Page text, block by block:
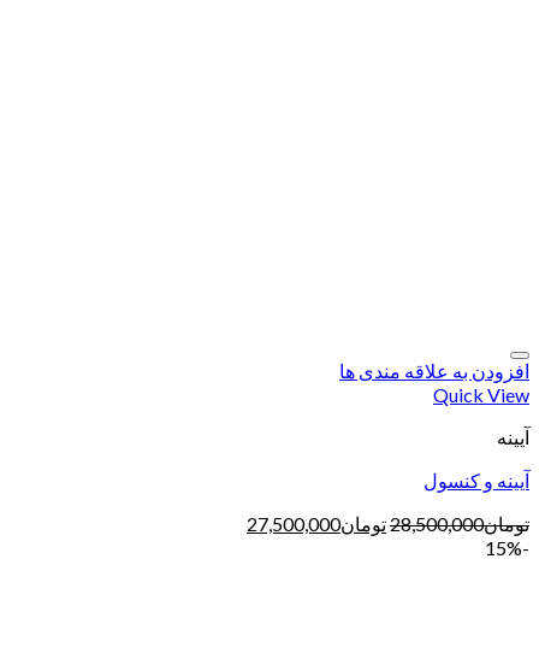
افزودن به علاقه مندی ها
Quick View
آیینه
آیینه و کنسول
تومان28,500,000تومان27,500,000
-15%